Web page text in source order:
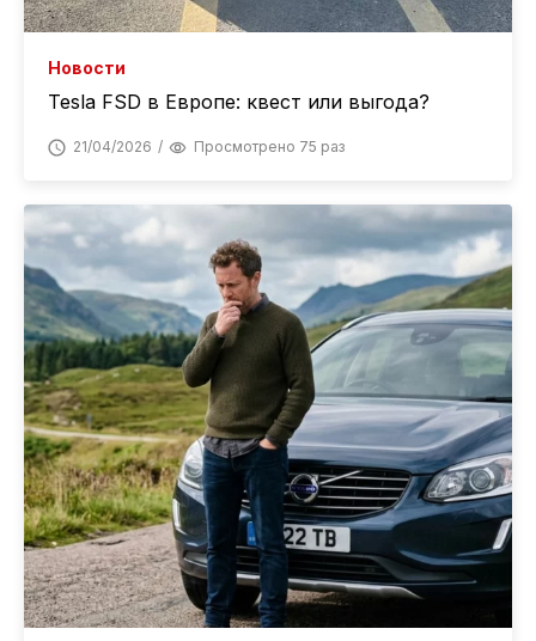
Новости
Tesla FSD в Европе: квест или выгода?
21/04/2026 Просмотрено 75 раз